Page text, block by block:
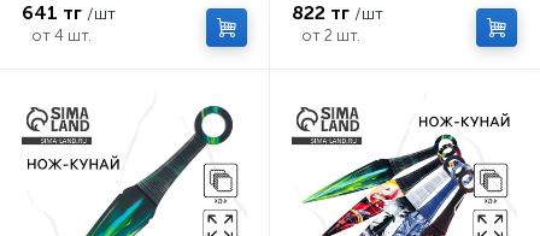
641 тг /шт
от 4 шт.
822 тг /шт
от 2 шт.